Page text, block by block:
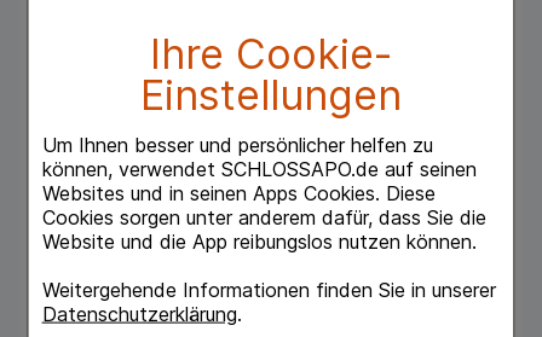
Ihre Cookie-
Einstellungen
Um Ihnen besser und persönlicher helfen zu
können, verwendet SCHLOSSAPO.de auf seinen
Websites und in seinen Apps Cookies. Diese
Cookies sorgen unter anderem dafür, dass Sie die
Website und die App reibungslos nutzen können.
Weitergehende Informationen finden Sie in unserer
Datenschutzerklärung.
Dosierung und Art der
Anwendung
Soweit nicht anders verordnet, Erwachsene ab
subcutan injizieren. Dauer der Anwendung Falls
vom Arzt nicht anders verordnet, soll Aurum/
Belladonna comp. nicht länger als 8 Wochen
ohne Unterbrechung eingenommen werden.
Nebenwirkungen
Das Arzneimittel enthält geringe Mengen an
Milchprotein und kann deshalb allergische
Reaktionen hervorrufen.